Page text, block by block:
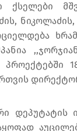
პროექტებში
დეპუტატის